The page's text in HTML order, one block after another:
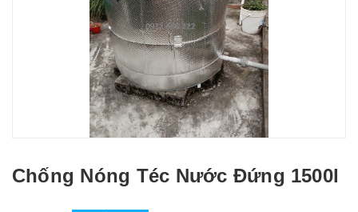
Chống Nóng Téc Nước Đứng 1500l